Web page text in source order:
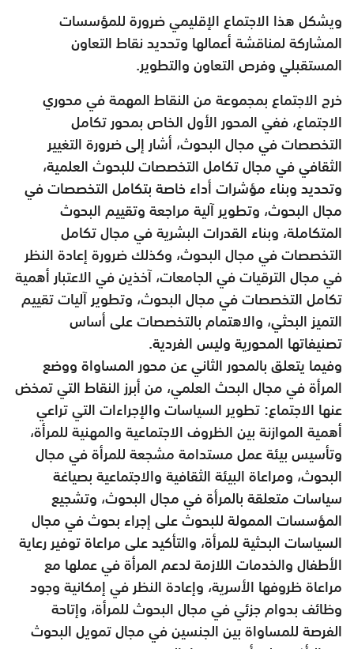
ويشكل هذا الاجتماع الإقليمي ضرورة للمؤسسات
المشاركة لمناقشة أعمالها وتحديد نقاط التعاون
المستقبلي وفرص التعاون والتطوير.
خرج الاجتماع بمجموعة من النقاط المهمة في محوري
الاجتماع، ففي المحور الأول الخاص بمحور تكامل
التخصصات في مجال البحوث، أشار إلى ضرورة التغيير
الثقافي في مجال تكامل التخصصات للبحوث العلمية،
وتحديد وبناء مؤشرات أداء خاصة بتكامل التخصصات في
مجال البحوث، وتطوير آلية مراجعة وتقييم البحوث
المتكاملة، وبناء القدرات البشرية في مجال تكامل
التخصصات في مجال البحوث، وكذلك ضرورة إعادة النظر
في مجال الترقيات في الجامعات، آخذين في الاعتبار أهمية
تكامل التخصصات في مجال البحوث، وتطوير آليات تقييم
التميز البحثي، والاهتمام بالتخصصات على أساس
تصنيفاتها المحورية وليس الفردية.
وفيما يتعلق بالمحور الثاني عن محور المساواة ووضع
المرأة في مجال البحث العلمي، من أبرز النقاط التي تمخض
عنها الاجتماع: تطوير السياسات والإجراءات التي تراعي
أهمية الموازنة بين الظروف الاجتماعية والمهنية للمرأة،
وتأسيس بيئة عمل مستدامة مشجعة للمرأة في مجال
البحوث، ومراعاة البيئة الثقافية والاجتماعية بصياغة
سياسات متعلقة بالمرأة في مجال البحوث، وتشجيع
المؤسسات الممولة للبحوث على إجراء بحوث في مجال
السياسات البحثية للمرأة، والتأكيد على مراعاة توفير رعاية
الأطفال والخدمات اللازمة لدعم المرأة في عملها مع
مراعاة ظروفها الأسرية، وإعادة النظر في إمكانية وجود
وظائف بدوام جزئي في مجال البحوث للمرأة، وإتاحة
الفرصة للمساواة بين الجنسين في مجال تمويل البحوث